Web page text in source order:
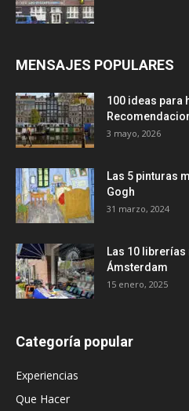
MENSAJES POPULARES
100 ideas para
3 mayo, 2026
Las 5 pinturas
Gogh
31 marzo, 2024
Las 10
Ámsterdam
15 enero, 2025
Categoría popular
Experiencias
Que Hacer